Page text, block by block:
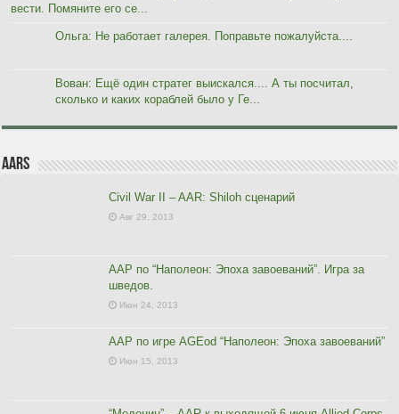
вести. Помяните его се...
Ольга: Не работает галерея. Поправьте пожалуйста....
Вован: Ещё один стратег выискался.... А ты посчитал,
сколько и каких кораблей было у Ге...
AARs
Civil War II – AAR: Shiloh сценарий
Авг 29, 2013
ААР по “Наполеон: Эпоха завоеваний”. Игра за
шведов.
Июн 24, 2013
ААР по игре AGEod “Наполеон: Эпоха завоеваний”
Июн 15, 2013